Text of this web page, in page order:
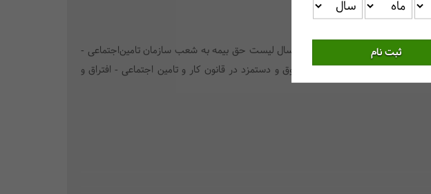
جمعه‌کاری و...) - فرآیند ارسال لیست حق بیمه به شعب سازمان تامین‌اجتماعی -
و...) - تشریح موارد قانونی حقوق و دستمزد در قانون کار و تامین اجتماعی - افتراق و